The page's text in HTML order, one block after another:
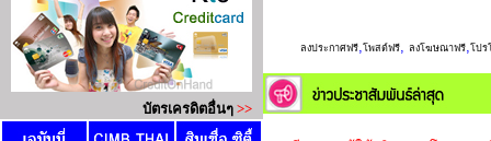
ลงประกาศฟรี,โพสต์ฟรี, ลงโฆษณาฟรี,โปร